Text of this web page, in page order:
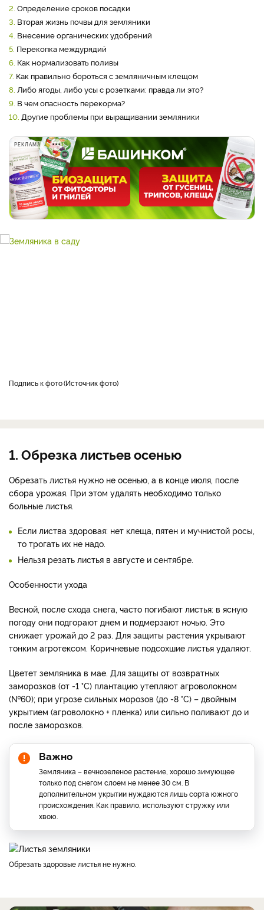
2. Определение сроков посадки
3. Вторая жизнь почвы для земляники
4. Внесение органических удобрений
5. Перекопка междурядий
6. Как нормализовать поливы
7. Как правильно бороться с земляничным клещом
8. Либо ягоды, либо усы с розетками: правда ли это?
9. В чем опасность перекорма?
10. Другие проблемы при выращивании земляники
РЕКЛАМА
Подпись к фото Источник фото
1. Обрезка листьев осенью
Обрезать листья нужно не осенью, а в конце июля, после
сбора урожая. При этом удалять необходимо только
больные листья.
Если листва здоровая: нет клеща, пятен и мучнистой росы,
то трогать их не надо.
Нельзя резать листья в августе и сентябре.
Особенности ухода
Весной, после схода снега, часто погибают листья: в ясную
погоду они подгорают днем и подмерзают ночью. Это
снижает урожай до 2 раз. Для защиты растения укрывают
тонким агротексом. Коричневые подсохшие листья удаляют.
Цветет земляника в мае. Для защиты от возвратных
заморозков (от -1 °С) плантацию утепляют агроволокном
(№60); при угрозе сильных морозов (до -8 °С) – двойным
укрытием (агроволокно + пленка) или сильно поливают до и
после заморозков.
Важно
Земляника – вечнозеленое растение, хорошо зимующее
только под снегом слоем не менее 30 см. В
дополнительном укрытии нуждаются лишь сорта южного
происхождения. Как правило, используют стружку или
хвою.
Обрезать здоровые листья не нужно.